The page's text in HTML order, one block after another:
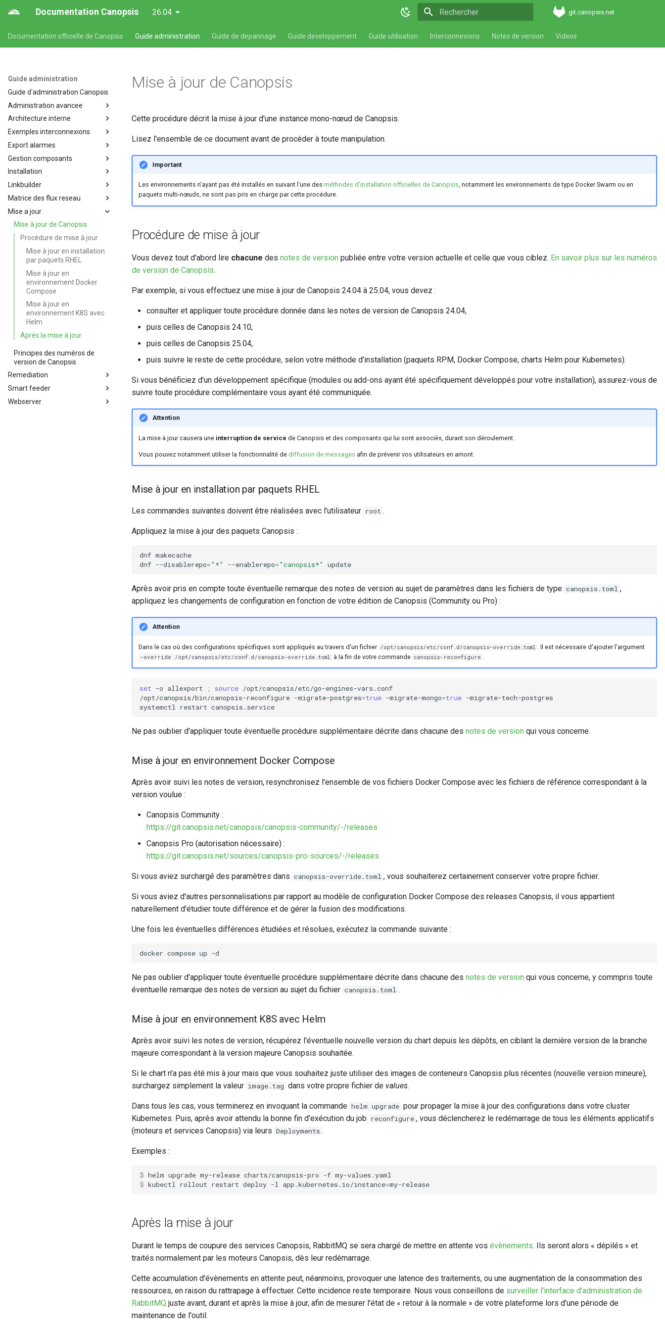
Documentation Canopsis 26.04 git.canopsis.net
Documentation officielle de Canopsis Guide administration Guide de depannage Guide developpement Guide utilisation Interconnexions Notes de version Videos
Guide administration
Guide d'administration Canopsis
Administration avancee
Administration avancée des
composants de Canopsis
Architecture et
recommandations de haute
disponibilité
Sécurisation d'une installation
de Canopsis et de ses
composants
Journalisation des actions
utilisateurs
Méthodes d'authentification
avancées (LDAP, CAS, SAML2,
OAUTH2, OPENID)
Modification du fichier de
configuration toml
canopsis.toml
Reconnexion automatique des
services et des moteurs
Scripts externes
Variables d'environnement
Canopsis
Actions avancées sur les
bases de données
Cas d'usage d'actions
avancées à réaliser sur les
notamment dans le cadre
Configuration composants
Configuration avancée de la
base de données MongoDB
intégrée à Canopsis
Activation de HTTPS dans
Gestion fixtures
Gestion des fixtures
(données d’initialisation)
Export
Architecture interne
Architecture interne de
Canopsis
Triggers (Go)
Moteurs
Fonctionnement des
moteurs et services Canopsis
Moteur ACTION
Service API
Moteur AXE
Moteur CHE
Service Connector-JUnit
Moteur Corrélation
Moteur DYNAMIC INFOS
Service Recorder
Moteur FIFO
Service Import Context Graph
Liste moteurs et services
Moteur PBEHAVIOR
Moteur REMEDIATION
Moteur SNMP
Moteur WEBHOOK
Exemples interconnexions
Exemples d'interconnexions à
Canopsis
Export alarmes
Export d'alarmes au format
CSV (Pro)
Gestion composants
Composants de Canopsis
Arrêt et relance des
composants de Canopsis
Gestion des fichiers journaux
Liste des composants de
Canopsis
Installation
Installation de Canopsis
Dimensionnement Canopsis
Installation de Canopsis avec
Docker Compose
Installation de Canopsis avec
Helm
Installation de paquets
Canopsis sur Red Hat
Enterprise Linux 8 et 9
Connexion à Canopsis et à ses
composants
Prérequis des versions
Linkbuilder
Linkbuilder
Matrice des flux reseau
Matrice des flux réseau
Mise a jour
Mise à jour de Canopsis
Procédure de mise à jour
Mise à jour en installation
par paquets RHEL
Mise à jour en
environnement Docker
Compose
Mise à jour en
environnement K8S avec
Helm
Après la mise à jour
Principes des numéros de
version de Canopsis
Remediation
La remédiation et les jobs dans
Canopsis
Smart feeder
Smart feeder (Pro)
Webserver
Mise à jour de Canopsis
Cette procédure décrit la mise à jour d'une instance mono-nœud de Canopsis.
Lisez l'ensemble de ce document avant de procéder à toute manipulation.
Important
Les environnements n'ayant pas été installés en suivant l'une des méthodes d'installation officielles de Canopsis, notamment les environnements de type Docker Swarm ou en
paquets multi-nœuds, ne sont pas pris en charge par cette procédure.
Procédure de mise à jour
Vous devez tout d'abord lire chacune des notes de version publiée entre votre version actuelle et celle que vous ciblez. En savoir plus sur les numéros
de version de Canopsis.
Par exemple, si vous effectuez une mise à jour de Canopsis 24.04 à 25.04, vous devez :
consulter et appliquer toute procédure donnée dans les notes de version de Canopsis 24.04,
puis celles de Canopsis 24.10,
puis celles de Canopsis 25.04,
puis suivre le reste de cette procédure, selon votre méthode d'installation (paquets RPM, Docker Compose, charts Helm pour Kubernetes).
Si vous bénéficiez d'un développement spécifique (modules ou add-ons ayant été spécifiquement développés pour votre installation), assurez-vous de
suivre toute procédure complémentaire vous ayant été communiquée.
Attention
La mise à jour causera une interruption de service de Canopsis et des composants qui lui sont associés, durant son déroulement.
Vous pouvez notamment utiliser la fonctionnalité de diffusion de messages afin de prévenir vos utilisateurs en amont.
Mise à jour en installation par paquets RHEL
Les commandes suivantes doivent être réalisées avec l'utilisateur root .
Appliquez la mise à jour des paquets Canopsis :
dnf makecache
dnf --disablerepo="*" --enablerepo="canopsis*"
Après avoir pris en compte toute éventuelle remarque des notes de version au sujet de paramètres dans les fichiers de type canopsis.toml ,
appliquez les changements de configuration en fonction de votre édition de Canopsis (Community ou Pro) :
Attention
Dans le cas où des configurations spécifiques sont appliqués au travers d'un fichier /opt/canopsis/etc/conf.d/canopsis-override.toml . Il est nécessaire d'ajouter l'argument
-override /opt/canopsis/etc/conf.d/canopsis-override.toml à la fin de votre commande canopsis-reconfigure
set -o allexport ; source /opt/canopsis/etc/go-engines-vars.conf
/opt/canopsis/bin/canopsis-reconfigure -migrate-postgres=true -migrate-mongo=true -migrate-tech-postgres
systemctl restart
Ne pas oublier d'appliquer toute éventuelle procédure supplémentaire décrite dans chacune des notes de version qui vous concerne.
Mise à jour en environnement Docker Compose
Après avoir suivi les notes de version, resynchronisez l'ensemble de vos fichiers Docker Compose avec les fichiers de référence correspondant à la
version voulue :
Canopsis Community :
https://git.canopsis.net/canopsis/canopsis-community/-/releases
Canopsis Pro (autorisation nécessaire) :
https://git.canopsis.net/sources/canopsis-pro-sources/-/releases
Si vous aviez surchargé des paramètres dans canopsis-override.toml , vous souhaiterez certainement conserver votre propre fichier.
Si vous aviez d'autres personnalisations par rapport au modèle de configuration Docker Compose des releases Canopsis, il vous appartient
naturellement d'étudier toute différence et de gérer la fusion des modifications.
Une fois les éventuelles différences étudiées et résolues, exécutez la commande suivante :
docker compose up
Ne pas oublier d'appliquer toute éventuelle procédure supplémentaire décrite dans chacune des notes de version qui vous concerne, y commpris toute
éventuelle remarque des notes de version au sujet du fichier canopsis.toml .
Mise à jour en environnement K8S avec Helm
Après avoir suivi les notes de version, récupérez l'éventuelle nouvelle version du chart depuis les dépôts, en ciblant la dernière version de la branche
majeure correspondant à la version majeure Canopsis souhaitée.
Si le chart n'a pas été mis à jour mais que vous souhaitez juste utiliser des images de conteneurs Canopsis plus récentes (nouvelle version mineure),
surchargez simplement la valeur image.tag dans votre propre fichier de values.
Dans tous les cas, vous terminerez en invoquant la commande helm upgrade pour propager la mise à jour des configurations dans votre cluster
Kubernetes. Puis, après avoir attendu la bonne fin d'exécution du job reconfigure , vous déclencherez le redémarrage de tous les éléments applicatifs
(moteurs et services Canopsis) via leurs Deployments .
Exemples :
$ helm upgrade my-release charts/canopsis-pro -f
$ kubectl rollout restart deploy -l app.kubernetes.io/instance=
Après la mise à jour
Durant le temps de coupure des services Canopsis, RabbitMQ se sera chargé de mettre en attente vos évènements. Ils seront alors « dépilés » et
traités normalement par les moteurs Canopsis, dès leur redémarrage.
Cette accumulation d'évènements en attente peut, néanmoins, provoquer une latence des traitements, ou une augmentation de la consommation des
ressources, en raison du rattrapage à effectuer. Cette incidence reste temporaire. Nous vous conseillons de surveiller l'interface d'administration de
RabbitMQ juste avant, durant et après la mise à jour, afin de mesurer l'état de « retour à la normale » de votre plateforme lors d'une période de
maintenance de l'outil.